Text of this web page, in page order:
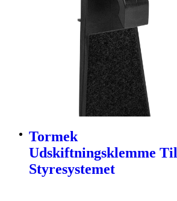
Tormek
Udskiftningsklemme Til
Styresystemet